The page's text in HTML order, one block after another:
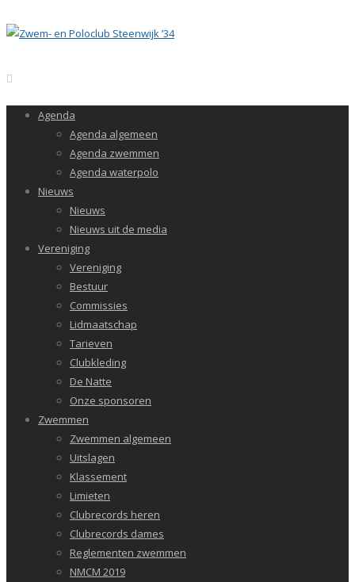
Agenda
Agenda algemeen
Agenda zwemmen
Agenda waterpolo
Nieuws
Nieuws
Nieuws uit de media
Vereniging
Vereniging
Bestuur
Commissies
Lidmaatschap
Tarieven
Clubkleding
De Natte
Onze sponsoren
Zwemmen
Zwemmen algemeen
Uitslagen
Klassement
Limieten
Clubrecords heren
Clubrecords dames
Reglementen zwemmen
NMCM 2019